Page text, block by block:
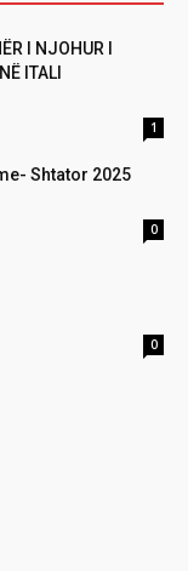
I NJOHUR I
ITALI
1
Shtator 2025
0
0